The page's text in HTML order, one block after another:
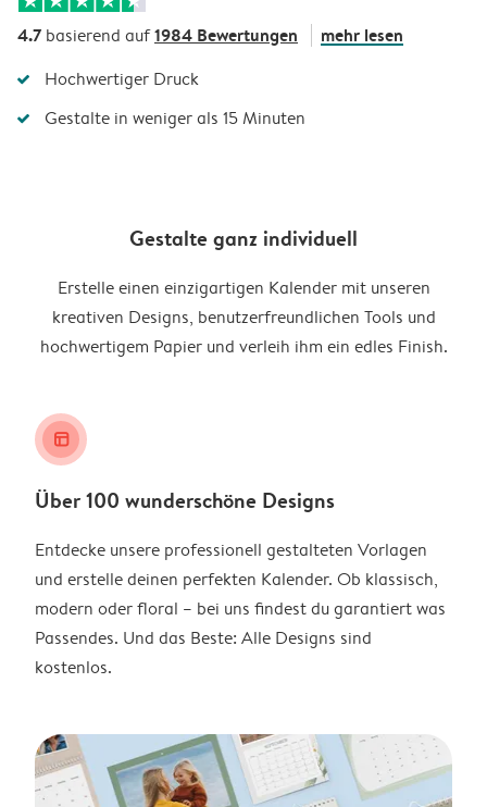
4.7 basierend auf1984 Bewertungen mehr lesen
Hochwertiger Druck
Gestalte in weniger als 15 Minuten
Gestalte ganz individuell
Erstelle einen einzigartigen Kalender mit unseren
kreativen Designs, benutzerfreundlichen Tools und
hochwertigem Papier und verleih ihm ein edles Finish.
layout_alt
Über 100 wunderschöne Designs
Entdecke unsere professionell gestalteten Vorlagen
und erstelle deinen perfekten Kalender. Ob klassisch,
modern oder floral – bei uns findest du garantiert was
Passendes. Und das Beste: Alle Designs sind
kostenlos.